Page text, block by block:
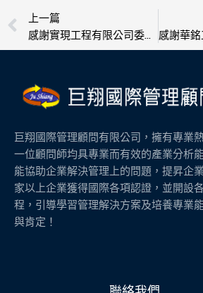
上一頁
上一篇
感謝實現工程有限公司委託輔導榮獲ISO 9001認證
巨翔國際管理顧問有限公司，擁有專業
一位顧問師均具專業而有效的產業分析
能協助企業解決管理上的問題，提昇企
家以上企業獲得國際各項認證，並開設
程，引導學習管理解決方案及培養專業
與肯定！